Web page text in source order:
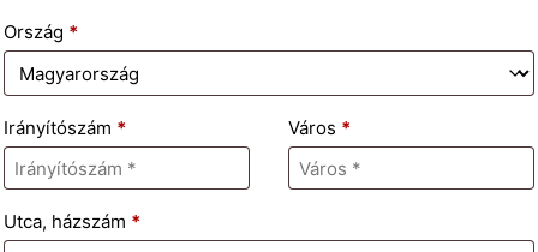
Ország *
Irányítószám * Város *
Utca, házszám *